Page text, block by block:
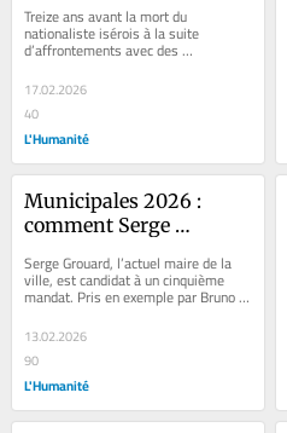
démocratie a échoué à
désamorcer la violence
Treize ans avant la mort du
nationaliste isérois à la suite
d’affrontements avec des
de 19 ans mourait à...
17.02.2026
40
L'Humanité
Municipales 2026 :
comment Serge
le laboratoire sécuritaire
de la droite
Serge Grouard, l’actuel maire de la
ville, est candidat à un cinquième
mandat. Pris en exemple par Bruno
Retailleau, sa politique sécuritaire
et...
13.02.2026
90
L'Humanité